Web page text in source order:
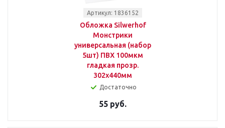
Артикул: 1836152
Обложка Silwerhof
Монстрики
универсальная (набор
5шт) ПВХ 100мкм
гладкая прозр.
302х440мм
Достаточно
55 руб.